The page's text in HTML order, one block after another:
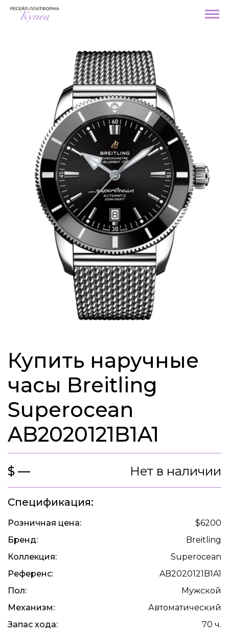
Купить наручные
часы Breitling
Superocean
AB2020121B1A1
$ — Нет в наличии
Спецификация:
Розничная цена:
$6200
Бренд:
Breitling
Коллекция:
Superocean
Референс:
AB2020121B1A1
Пол:
Мужской
Механизм:
Автоматический
Запас хода:
70 ч.